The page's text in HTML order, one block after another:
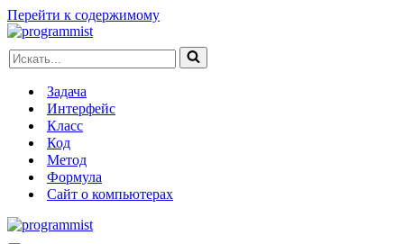
Перейти к содержимому
Искать...
Задача
Интерфейс
Класс
Код
Метод
Формула
Сайт о компьютерах